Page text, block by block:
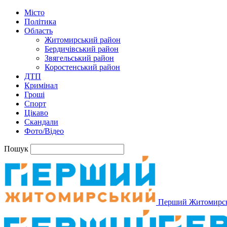
Місто
Політика
Область
Житомирський район
Бердичівський район
Звягельський район
Коростенський район
ДТП
Кримінал
Гроші
Спорт
Цікаво
Скандали
Фото/Відео
Пошук
Перший